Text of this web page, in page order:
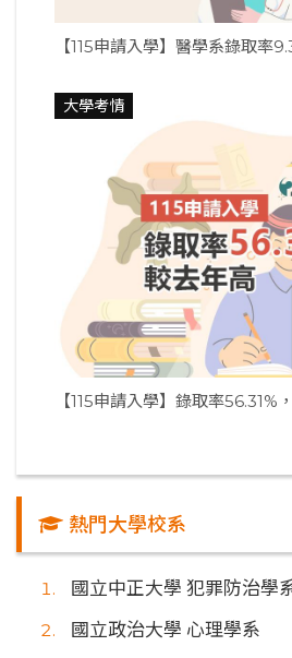
【115申請入學】醫學系錄取率
大學考情
【115申請入學】錄取率56.31%
熱門大學校系
國立中正大學 犯罪防治學
國立政治大學 心理學系